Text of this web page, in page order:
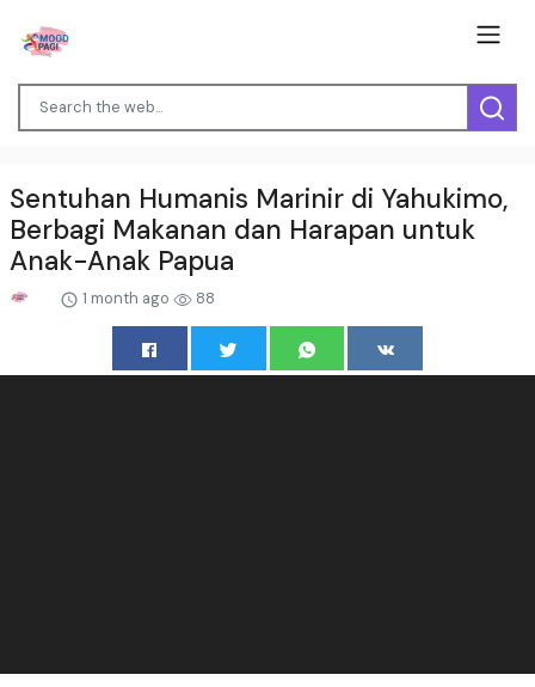
Sentuhan Humanis Marinir di Yahukimo,
Berbagi Makanan dan Harapan untuk
Anak-Anak Papua
1 month ago 88